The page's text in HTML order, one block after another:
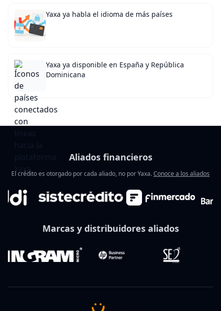
Yaxa ya habla el idioma de más países
Yaxa ya disponible en España y República
Dominicana
Aliados financieros
El crédito es otorgado por cada aliado, no por Yaxa.Conoce a los aliados
Marcas y distribuidores aliados